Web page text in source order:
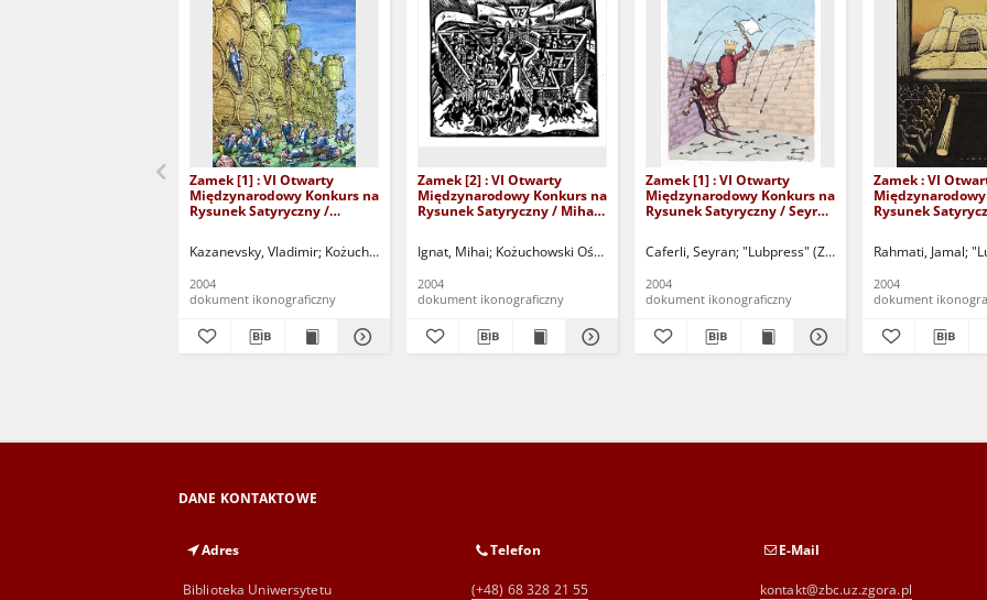
Zamek [1] : VI Otwarty
Międzynarodowy Konkurs na
Rysunek Satyryczny /
Kazanevsky, Vladimir Kożuchowski Ośrodek Kultury i Sportu "Zamek" (Kożuchów). (ul. Klasztorna 14, 67-120 Kożuchów, tel. (068)
2004
dokument ikonograficzny
Zamek [2] : VI Otwarty
Międzynarodowy Konkurs na
Rysunek Satyryczny / Mihai
Ignat, Mihai Kożuchowski Ośrodek Kultury i Sportu "Zamek" (Kożuchów). (ul. Klasztorna 14,
2004
dokument ikonograficzny
Zamek [1] : VI Otwarty
Międzynarodowy Konkurs na
Rysunek Satyryczny / Seyran
Caferli, Seyran "Lubpress" (Zielona Góra)
2004
dokument ikonograficzny
Zamek : VI
Rysunek
Rahmati, Jamal
2004
dokument
DANE KONTAKTOWE
Adres
Biblioteka Uniwersytetu
Telefon
(+48) 68 328 21 55
E-Mail
kontakt@zbc.uz.zgora.pl